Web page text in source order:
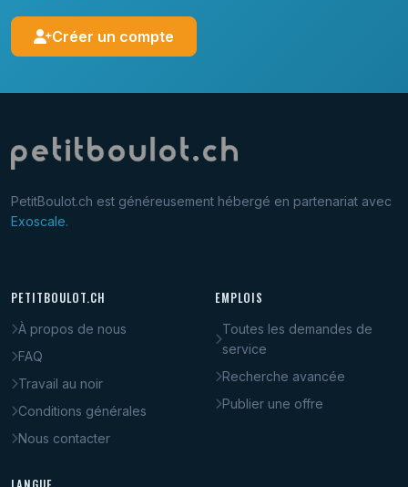
Créer un compte
PetitBoulot.ch est généreusement hébergé en partenariat avec
Exoscale.
PETITBOULOT.CH
À propos de nous
FAQ
Travail au noir
Conditions générales
Nous contacter
EMPLOIS
Toutes les demandes de
service
Recherche avancée
Publier une offre